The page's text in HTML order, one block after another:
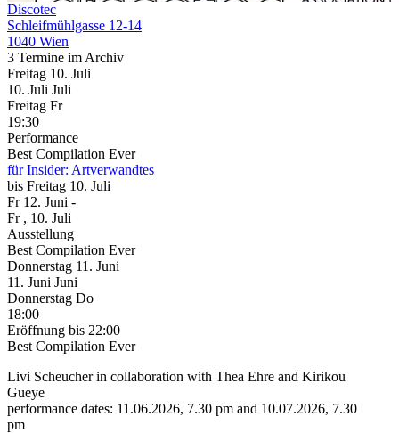
Discotec
Schleifmühlgasse 12-14
1040 Wien
3 Termine im Archiv
Freitag 10. Juli
10. Juli Juli
Freitag Fr
19:30
Performance
Best Compilation Ever
für Insider: Artverwandtes
bis Freitag 10. Juli
Fr 12. Juni -
Fr , 10. Juli
Ausstellung
Best Compilation Ever
Donnerstag 11. Juni
11. Juni Juni
Donnerstag Do
18:00
Eröffnung bis 22:00
Best Compilation Ever
Livi Scheucher in collaboration with Thea Ehre and Kirikou
Gueye
performance dates: 11.06.2026, 7.30 pm and 10.07.2026, 7.30
pm